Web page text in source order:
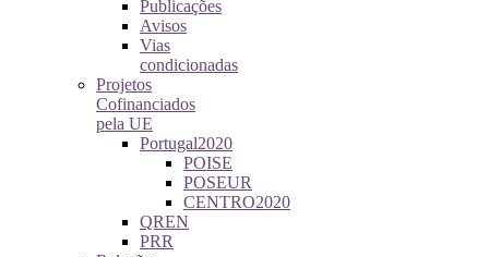
Publicações
Avisos
Vias
condicionadas
Projetos
Cofinanciados
pela UE
Portugal2020
POISE
POSEUR
CENTRO2020
QREN
PRR